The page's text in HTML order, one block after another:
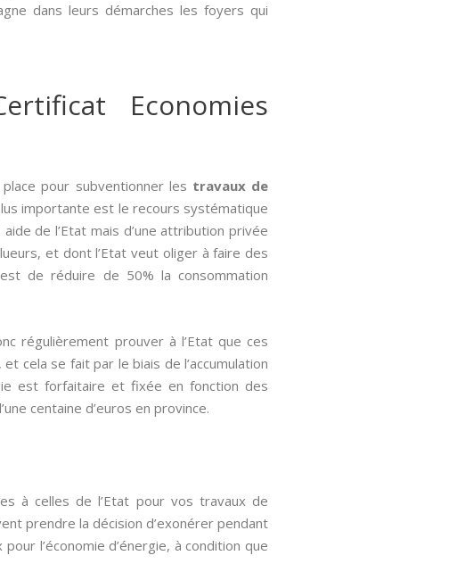
dans leurs démarches les foyers qui
Economies
pour subventionner les travaux de
importante est le recours systématique
aide de l’Etat mais d’une attribution privée
et dont l’Etat veut oliger à faire des
de réduire de 50% la consommation
régulièrement prouver à l’Etat que ces
cela se fait par le biais de l’accumulation
est forfaitaire et fixée en fonction des
centaine d’euros en province.
à celles de l’Etat pour vos travaux de
prendre la décision d’exonérer pendant
l’économie d’énergie, à condition que